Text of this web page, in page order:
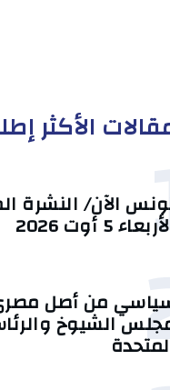
الأكثر
الآن/ النشرة
5 أوت 2026
من أصل
الشيوخ